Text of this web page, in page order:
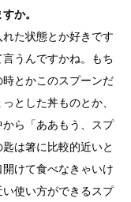
か。
た状態とか好きです
うんですかね。もち
とかこのスプーンだ
とした丼ものとか、
ら「ああもう、スプ
は箸に比較的近いと
けて食べなきゃいけ
使い方ができるスプ